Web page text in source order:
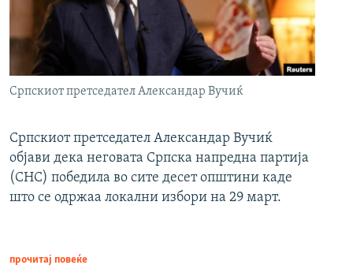
Српскиот претседател Александар Вучиќ
Српскиот претседател Александар Вучиќ
објави дека неговата Српска напредна партија
(СНС) победила во сите десет општини каде
што се одржаа локални избори на 29 март.
прочитај повеќе